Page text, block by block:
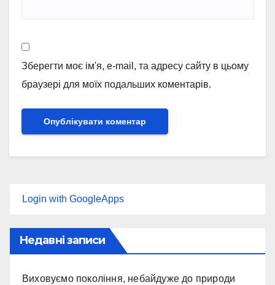
Зберегти моє ім'я, e-mail, та адресу сайту в цьому
браузері для моїх подальших коментарів.
Login with GoogleApps
Недавні записи
Виховуємо покоління, небайдуже до природи